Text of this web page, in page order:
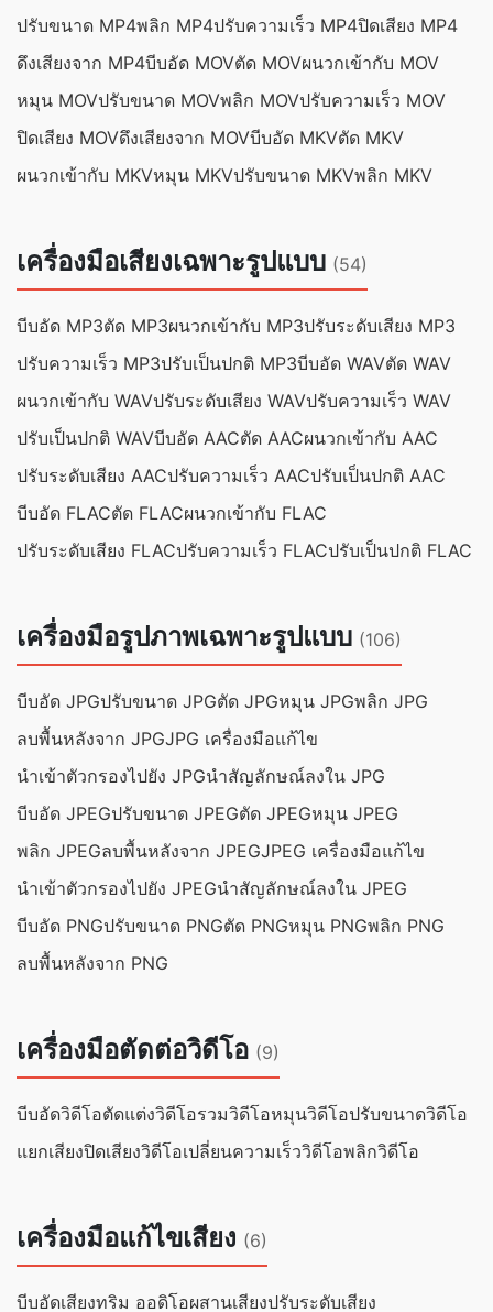
ปรับขนาด MP4พลิก MP4ปรับความเร็ว MP4ปิดเสียง MP4
ดึงเสียงจาก MP4บีบอัด MOVตัด MOVผนวกเข้ากับ MOV
หมุน MOVปรับขนาด MOVพลิก MOVปรับความเร็ว MOV
ปิดเสียง MOVดึงเสียงจาก MOVบีบอัด MKVตัด MKV
ผนวกเข้ากับ MKVหมุน MKVปรับขนาด MKVพลิก MKV
เครื่องมือเสียงเฉพาะรูปแบบ (54)
บีบอัด MP3ตัด MP3ผนวกเข้ากับ MP3ปรับระดับเสียง MP3
ปรับความเร็ว MP3ปรับเป็นปกติ MP3บีบอัด WAVตัด WAV
ผนวกเข้ากับ WAVปรับระดับเสียง WAVปรับความเร็ว WAV
ปรับเป็นปกติ WAVบีบอัด AACตัด AACผนวกเข้ากับ AAC
ปรับระดับเสียง AACปรับความเร็ว AACปรับเป็นปกติ AAC
บีบอัด FLACตัด FLACผนวกเข้ากับ FLAC
ปรับระดับเสียง FLACปรับความเร็ว FLACปรับเป็นปกติ FLAC
เครื่องมือรูปภาพเฉพาะรูปแบบ (106)
บีบอัด JPGปรับขนาด JPGตัด JPGหมุน JPGพลิก JPG
ลบพื้นหลังจาก JPGJPG เครื่องมือแก้ไข
นำเข้าตัวกรองไปยัง JPGนำสัญลักษณ์ลงใน JPG
บีบอัด JPEGปรับขนาด JPEGตัด JPEGหมุน JPEG
พลิก JPEGลบพื้นหลังจาก JPEGJPEG เครื่องมือแก้ไข
นำเข้าตัวกรองไปยัง JPEGนำสัญลักษณ์ลงใน JPEG
บีบอัด PNGปรับขนาด PNGตัด PNGหมุน PNGพลิก PNG
ลบพื้นหลังจาก PNG
เครื่องมือตัดต่อวิดีโอ (9)
บีบอัดวิดีโอตัดแต่งวิดีโอรวมวิดีโอหมุนวิดีโอปรับขนาดวิดีโอ
แยกเสียงปิดเสียงวิดีโอเปลี่ยนความเร็ววิดีโอพลิกวิดีโอ
เครื่องมือแก้ไขเสียง (6)
บีบอัดเสียงทริม ออดิโอผสานเสียงปรับระดับเสียง